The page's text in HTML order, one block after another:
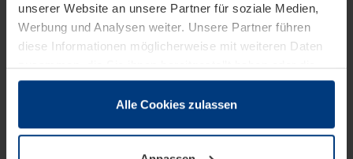
unserer Website an unsere Partner für soziale Medien,
Werbung und Analysen weiter. Unsere Partner führen
diese Informationen möglicherweise mit weiteren Daten
zusammen, die Sie ihnen bereitgestellt haben oder die
sie im Rahmen Ihrer Nutzung der Dienste gesammelt
wenn diese für den Betrieb dieser Seite unbedingt
Alle Cookies zulassen